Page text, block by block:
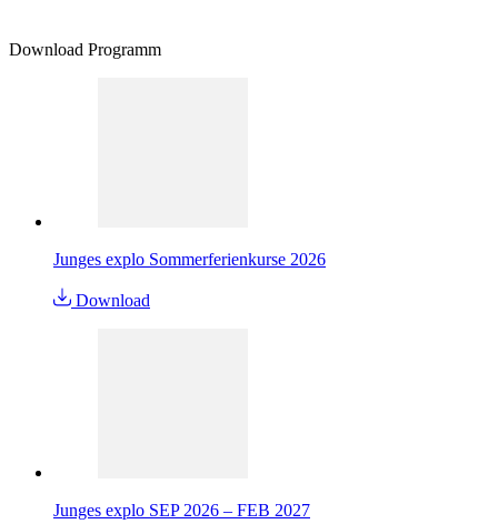
Download Programm
Junges explo Sommerferienkurse 2026
Download
Junges explo SEP 2026 – FEB 2027